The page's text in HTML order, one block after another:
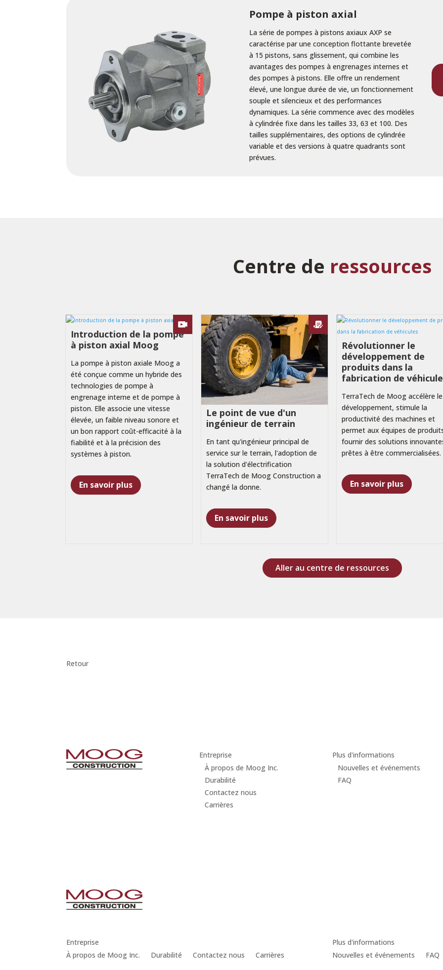
Pompe à piston axial
La série de pompes à pistons axiaux AXP se
caractérise par une conception flottante brevetée
à 15 pistons, sans glissement, qui combine les
avantages des pompes à engrenages internes et
des pompes à pistons. Elle offre un rendement
élevé, une longue durée de vie, un fonctionnement
souple et silencieux et des performances
dynamiques. La série commence avec des modèles
à cylindrée fixe dans les tailles 33, 63 et 100. Des
tailles supplémentaires, des options de cylindrée
variable et des versions à quatre quadrants sont
prévues.
Centre de ressources
Introduction de la pompe
à piston axial Moog
La pompe à piston axiale Moog a
été conçue comme un hybride des
technologies de pompe à
engrenage interne et de pompe à
piston. Elle associe une vitesse
élevée, un faible niveau sonore et
un bon rapport coût-efficacité à la
fiabilité et à la précision des
systèmes à piston.
En savoir plus
Le point de vue d'un
ingénieur de terrain
En tant qu'ingénieur principal de
service sur le terrain, l'adoption de
la solution d'électrification
TerraTech de Moog Construction a
changé la donne.
En savoir plus
Révolutionner le
développement de
produits dans la
fabrication de
TerraTech de Moog accélère le
développement, stimule la
productivité des machines et
permet aux équipes de
fournir des solutions
prêtes à être commercialisées.
En savoir plus
Aller au centre de ressources
Retour
Entreprise
À propos de Moog Inc.
Durabilité
Contactez nous
Carrières
Plus d'informations
Nouvelles et événements
FAQ
Entreprise
À propos de Moog Inc.
Durabilité Contactez nous Carrières
Plus d'informations
Nouvelles et événements
FAQ